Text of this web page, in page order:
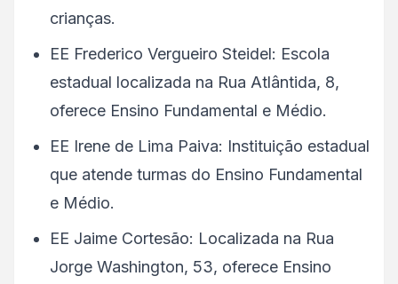
crianças.
EE Frederico Vergueiro Steidel: Escola
estadual localizada na Rua Atlântida, 8,
oferece Ensino Fundamental e Médio.
EE Irene de Lima Paiva: Instituição estadual
que atende turmas do Ensino Fundamental
e Médio.
EE Jaime Cortesão: Localizada na Rua
Jorge Washington, 53, oferece Ensino